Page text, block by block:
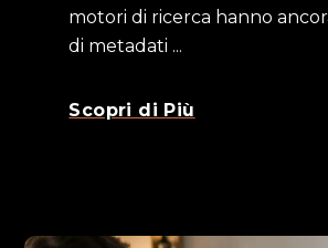
motori di ricerca hanno
di metadati ...
Scopri di Più